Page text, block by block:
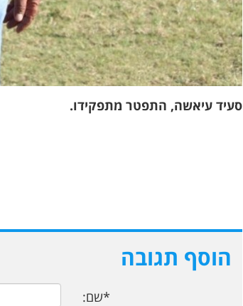
סעיד עיאשה, התפטר מתפקידו.
הוסף תגובה
*שם: